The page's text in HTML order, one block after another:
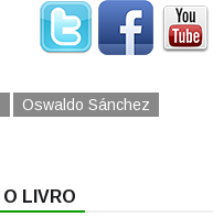
Oswaldo Sánchez
LIVRO